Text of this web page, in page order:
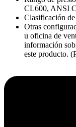
CL600, ANSI
Clasificación
Otras
u oficina de
información
este producto.